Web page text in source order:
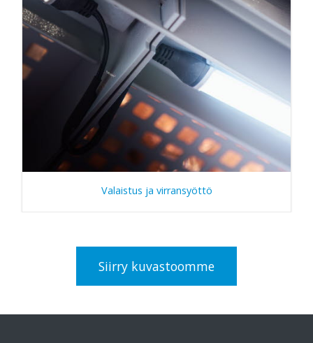
Valaistus ja virransyöttö
Siirry kuvastoomme